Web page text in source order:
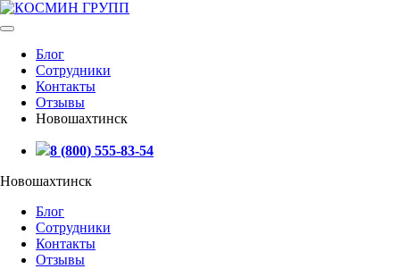
Блог
Сотрудники
Контакты
Отзывы
Новошахтинск
8 (800) 555-83-54
Новошахтинск
Блог
Сотрудники
Контакты
Отзывы